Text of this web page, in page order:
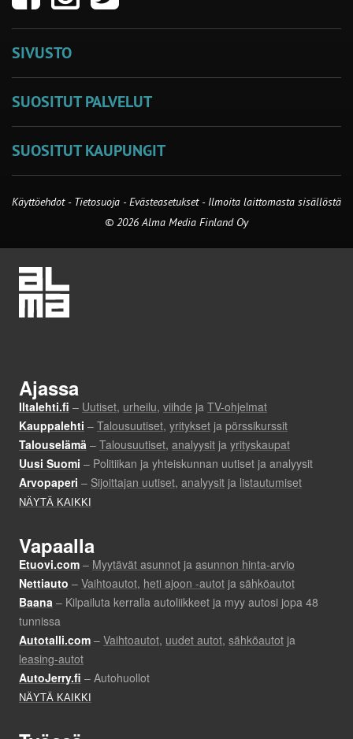
SIVUSTO
SUOSITUT PALVELUT
SUOSITUT KAUPUNGIT
Käyttöehdot - Tietosuoja -Evästeasetukset- Ilmoita laittomasta sisällöstä
© 2026 Alma Media Finland Oy